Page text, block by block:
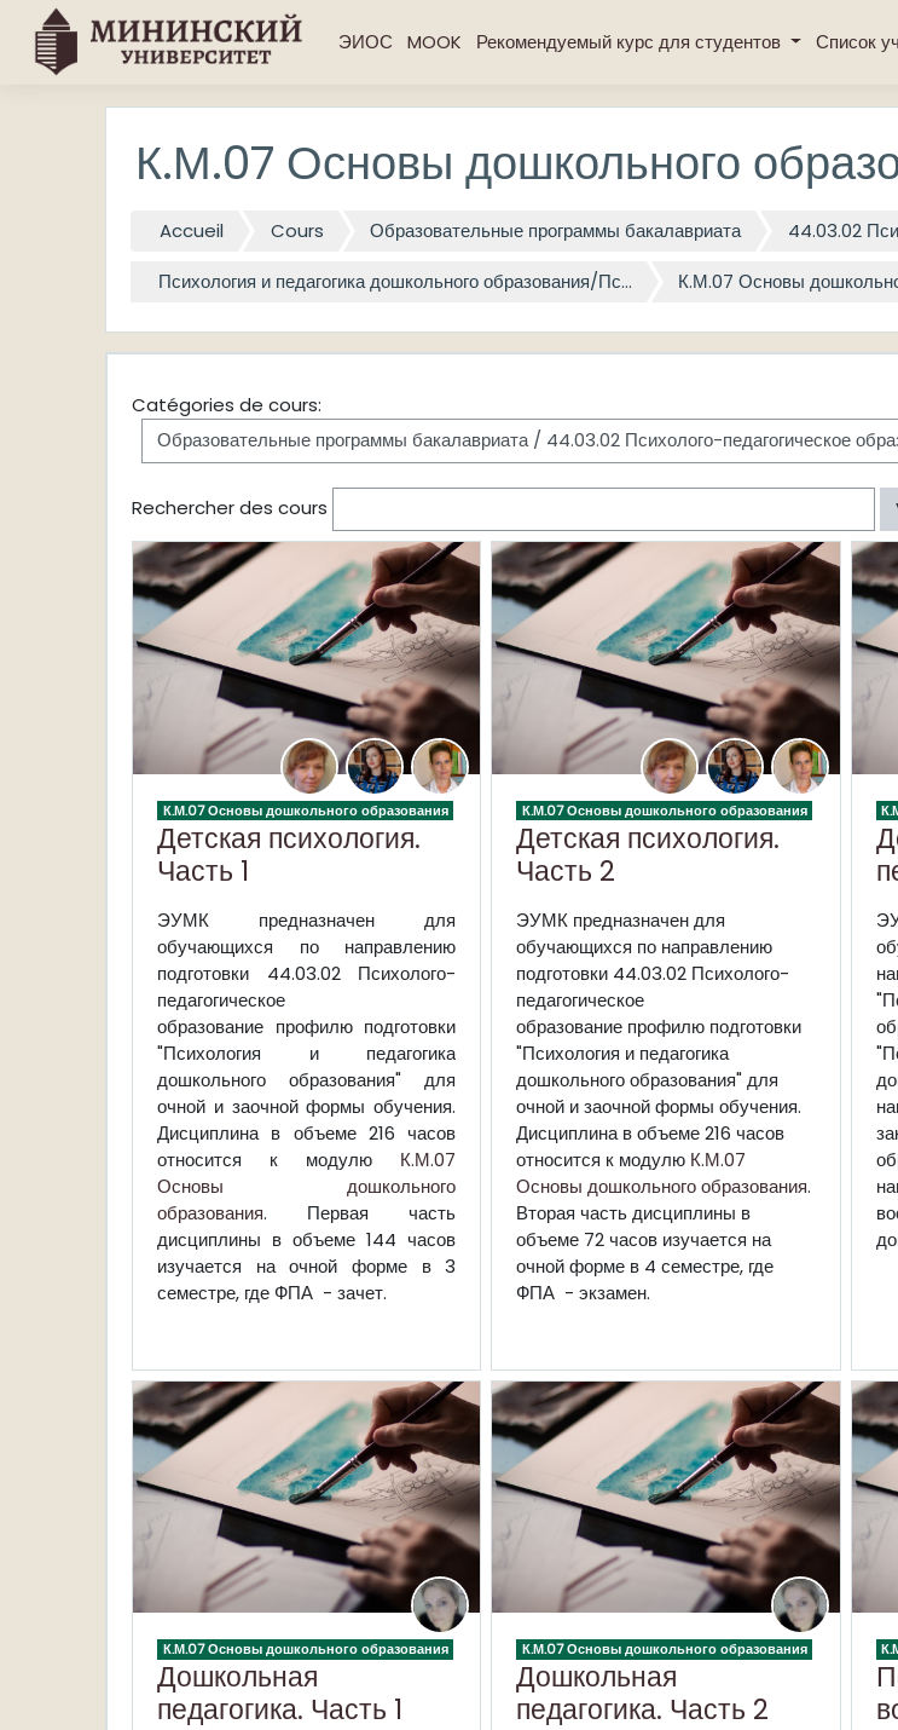
ЭИОС MOOK Рекомендуемый курс для студентов Список
Passer au contenu principal
К.М.07 Основы дошкольного
Accueil Cours Образовательные программы бакалавриата
44.03.02
Психология и педагогика дошкольного образования/Пс...
К.М.07 Основы
Catégories de cours:
Rechercher des cours
К.М.07 Основы дошкольного образования
Детская психология.
Часть 1
ЭУМК предназначен для
обучающихся по направлению
подготовки 44.03.02 Психолого-
педагогическое
образование профилю подготовки
"Психология и педагогика
дошкольного образования" для
очной и заочной формы обучения.
Дисциплина в объеме 216 часов
относится к модулю К.М.07
Основы дошкольного
образования. Первая часть
дисциплины в объеме 144 часов
изучается на очной форме в 3
семестре, где ФПА - зачет.
К.М.07 Основы дошкольного образования
Детская психология.
Часть 2
ЭУМК предназначен для
обучающихся по направлению
подготовки 44.03.02 Психолого-
педагогическое
образование профилю подготовки
"Психология и педагогика
дошкольного образования" для
очной и заочной формы обучения.
Дисциплина в объеме 216 часов
относится к модулю К.М.07
Основы дошкольного образования.
Вторая часть дисциплины в
объеме 72 часов изучается на
очной форме в 4 семестре, где
ФПА - экзамен.
К.М.07 Основы дошкольного образования
Дошкольная
педагогика. Часть 1
К.М.07 Основы дошкольного образования
Дошкольная
педагогика. Часть 2